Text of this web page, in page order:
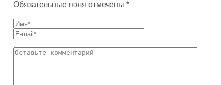
Обязательные поля отмечены *